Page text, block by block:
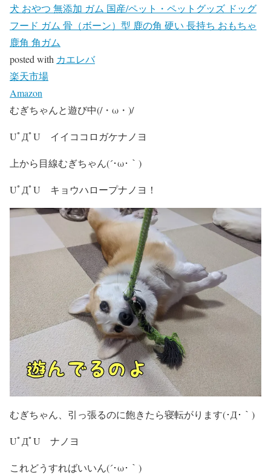
犬 おやつ 無添加 ガム 国産/ペット・ペットグッズ ドッグ
フード ガム 骨（ボーン）型 鹿の角 硬い 長持ち おもちゃ
鹿角 角ガム
posted with カエレバ
楽天市場
Amazon
むぎちゃんと遊び中(/・ω・)/
UﾟДﾟU イイココロガケナノヨ
上から目線むぎちゃん(´･ω･｀)
UﾟДﾟU キョウハロープナノヨ！
むぎちゃん、引っ張るのに飽きたら寝転がります(･Д･｀)
UﾟДﾟU ナノヨ
これどうすればいいん(´･ω･｀)